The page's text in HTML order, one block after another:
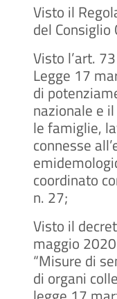
Visto il
del Consiglio
Visto l’art.
Legge 17
di
nazionale e
le famiglie,
connesse
coordinato
n. 27;
Visto il
maggio
“Misure di
di organi